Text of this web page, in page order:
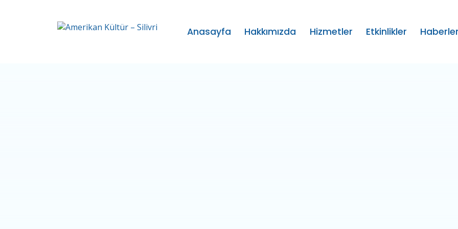
Anasayfa Hakkımızda Hizmetler Etkinlikler Haberler